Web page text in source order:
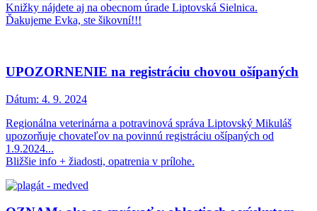
Knižky nájdete aj na obecnom úrade Liptovská Sielnica.
Ďakujeme Evka, ste šikovní!!!
UPOZORNENIE na registráciu chovou ošípaných
Dátum: 4. 9. 2024
Regionálna veterinárna a potravinová správa Liptovský Mikuláš
upozorňuje chovateľov na povinnú registráciu ošípaných od
1.9.2024...
Bližšie info + žiadosti, opatrenia v prílohe.